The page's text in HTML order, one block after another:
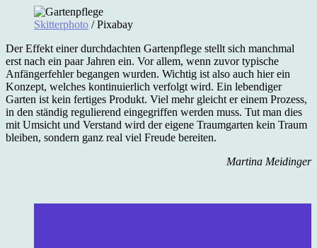
Skitterphoto / Pixabay
Der Effekt einer durchdachten Gartenpflege stellt sich manchmal
erst nach ein paar Jahren ein. Vor allem, wenn zuvor typische
Anfängerfehler begangen wurden. Wichtig ist also auch hier ein
Konzept, welches kontinuierlich verfolgt wird. Ein lebendiger
Garten ist kein fertiges Produkt. Viel mehr gleicht er einem Prozess,
in den ständig regulierend eingegriffen werden muss. Tut man dies
mit Umsicht und Verstand wird der eigene Traumgarten kein Traum
bleiben, sondern ganz real viel Freude bereiten.
Martina Meidinger